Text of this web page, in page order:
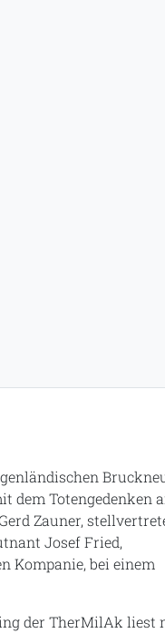
dem Totengedenken
Zauner,
Josef Fried,
Kompanie, bei einem
der TherMilAk liest